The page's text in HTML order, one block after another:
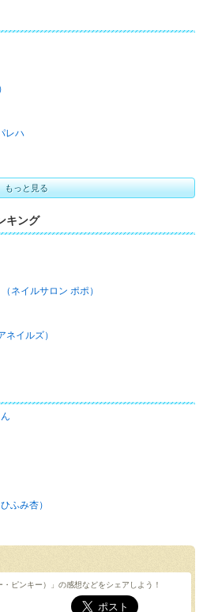
レハ
もっと見る
キング
ネイルサロン ポポ）
ネイルズ）
ふみ杏）
ピンキー）」の感想などをシェアしよう！